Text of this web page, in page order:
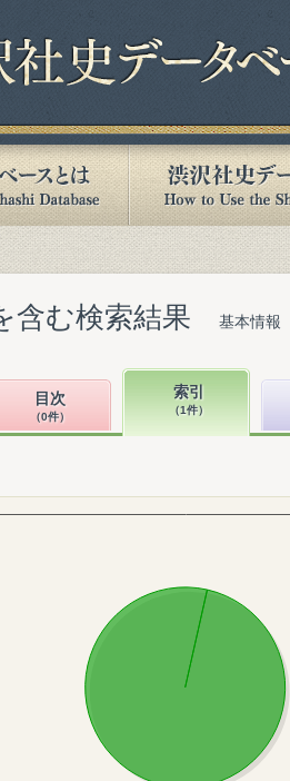
含む検索結果 基本情報
目次
（0件）
索引
（1件）